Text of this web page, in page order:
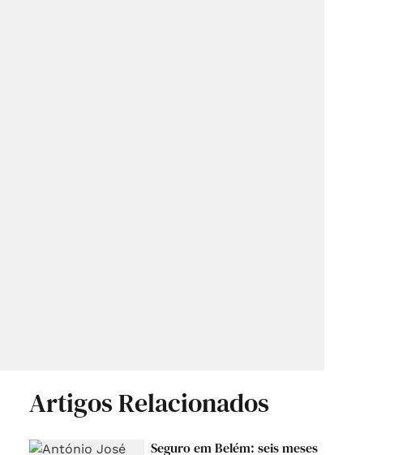
Artigos Relacionados
Seguro em Belém: seis meses